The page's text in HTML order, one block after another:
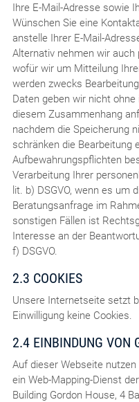
Ihre E-Mail-Adresse sowie
Wünschen Sie eine
anstelle Ihrer E-Mail-
Alternativ nehmen wir
wofür wir um Mitteilung
werden zwecks
Daten geben wir nicht
diesem Zusammenhang
nachdem die Speicherung
schränken die Bearbeitung
Aufbewahrungspflichten
Verarbeitung Ihrer
lit. b) DSGVO, wenn es um
Beratungsanfrage im
sonstigen Fällen ist
Interesse an der
f) DSGVO.
2.3 COOKIES
Unsere Internetseite setzt
Einwilligung keine Cookies.
2.4 EINBINDUNG VON
Auf dieser Webseite
ein Web-Mapping-Dienst
Building Gordon House, 4